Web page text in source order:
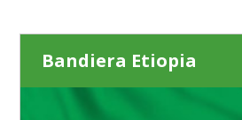
Bandiera Etiopia